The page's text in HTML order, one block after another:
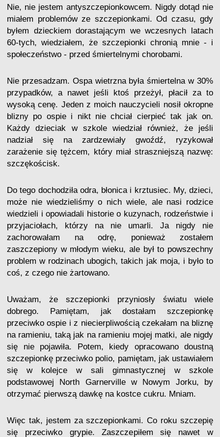
Nie, nie jestem antyszczepionkowcem. Nigdy dotąd nie
miałem problemów ze szczepionkami. Od czasu, gdy
byłem dzieckiem dorastającym we wczesnych latach
60-tych, wiedziałem, że szczepionki chronią mnie - i
społeczeństwo - przed śmiertelnymi chorobami.
Nie przesadzam. Ospa wietrzna była śmiertelna w 30%
przypadków, a nawet jeśli ktoś przeżył, płacił za to
wysoką cenę. Jeden z moich nauczycieli nosił okropne
blizny po ospie i nikt nie chciał cierpieć tak jak on.
Każdy dzieciak w szkole wiedział również, że jeśli
nadział się na zardzewiały gwoźdź, ryzykował
zarażenie się tężcem, który miał straszniejszą nazwę:
szczękościsk.
Do tego dochodziła odra, błonica i krztusiec. My, dzieci,
może nie wiedzieliśmy o nich wiele, ale nasi rodzice
wiedzieli i opowiadali historie o kuzynach, rodzeństwie i
przyjaciołach, którzy na nie umarli. Ja nigdy nie
zachorowałam na odrę, ponieważ zostałem
zaszczepiony w młodym wieku, ale był to powszechny
problem w rodzinach ubogich, takich jak moja, i było to
coś, z czego nie żartowano.
Uważam, że szczepionki przyniosły światu wiele
dobrego. Pamiętam, jak dostałam szczepionkę
przeciwko ospie i z niecierpliwością czekałam na bliznę
na ramieniu, taką jak na ramieniu mojej matki, ale nigdy
się nie pojawiła. Potem, kiedy opracowano doustną
szczepionkę przeciwko polio, pamiętam, jak ustawiałem
się w kolejce w sali gimnastycznej w szkole
podstawowej North Garnerville w Nowym Jorku, by
otrzymać pierwszą dawkę na kostce cukru. Mniam.
Więc tak, jestem za szczepionkami. Co roku szczepię
się przeciwko grypie. Zaszczepiłem się nawet w